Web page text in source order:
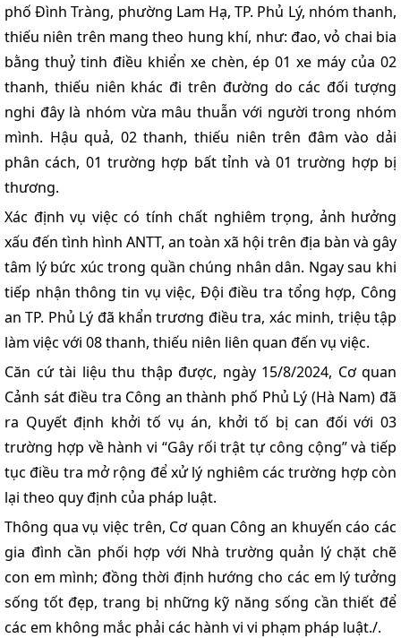
phố Đình Tràng, phường Lam Hạ, TP. Phủ Lý, nhóm thanh,
thiếu niên trên mang theo hung khí, như: đao, vỏ chai bia
bằng thuỷ tinh điều khiển xe chèn, ép 01 xe máy của 02
thanh, thiếu niên khác đi trên đường do các đối tượng
nghi đây là nhóm vừa mâu thuẫn với người trong nhóm
mình. Hậu quả, 02 thanh, thiếu niên trên đâm vào dải
phân cách, 01 trường hợp bất tỉnh và 01 trường hợp bị
thương.
Xác định vụ việc có tính chất nghiêm trọng, ảnh hưởng
xấu đến tình hình ANTT, an toàn xã hội trên địa bàn và gây
tâm lý bức xúc trong quần chúng nhân dân. Ngay sau khi
tiếp nhận thông tin vụ việc, Đội điều tra tổng hợp, Công
an TP. Phủ Lý đã khẩn trương điều tra, xác minh, triệu tập
làm việc với 08 thanh, thiếu niên liên quan đến vụ việc.
Căn cứ tài liệu thu thập được, ngày 15/8/2024, Cơ quan
Cảnh sát điều tra Công an thành phố Phủ Lý (Hà Nam) đã
ra Quyết định khởi tố vụ án, khởi tố bị can đối với 03
trường hợp về hành vi “Gây rối trật tự công cộng” và tiếp
tục điều tra mở rộng để xử lý nghiêm các trường hợp còn
lại theo quy định của pháp luật.
Thông qua vụ việc trên, Cơ quan Công an khuyến cáo các
gia đình cần phối hợp với Nhà trường quản lý chặt chẽ
con em mình; đồng thời định hướng cho các em lý tưởng
sống tốt đẹp, trang bị những kỹ năng sống cần thiết để
các em không mắc phải các hành vi vi phạm pháp luật./.